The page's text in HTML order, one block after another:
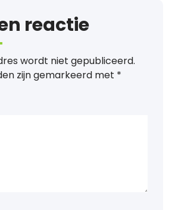
reactie
wordt niet gepubliceerd.
zijn gemarkeerd met *